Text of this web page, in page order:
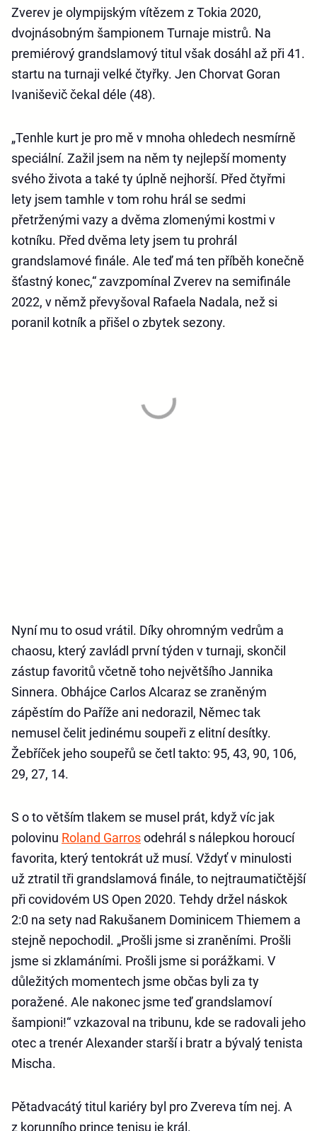
Zverev je olympijským vítězem z Tokia 2020,
dvojnásobným šampionem Turnaje mistrů. Na
premiérový grandslamový titul však dosáhl až při 41.
startu na turnaji velké čtyřky. Jen Chorvat Goran
Ivaniševič čekal déle (48).
„Tenhle kurt je pro mě v mnoha ohledech nesmírně
speciální. Zažil jsem na něm ty nejlepší momenty
svého života a také ty úplně nejhorší. Před čtyřmi
lety jsem tamhle v tom rohu hrál se sedmi
přetrženými vazy a dvěma zlomenými kostmi v
kotníku. Před dvěma lety jsem tu prohrál
grandslamové finále. Ale teď má ten příběh konečně
šťastný konec,“ zavzpomínal Zverev na semifinále
2022, v němž převyšoval Rafaela Nadala, než si
poranil kotník a přišel o zbytek sezony.
Nyní mu to osud vrátil. Díky ohromným vedrům a
chaosu, který zavládl první týden v turnaji, skončil
zástup favoritů včetně toho největšího Jannika
Sinnera. Obhájce Carlos Alcaraz se zraněným
zápěstím do Paříže ani nedorazil, Němec tak
nemusel čelit jedinému soupeři z elitní desítky.
Žebříček jeho soupeřů se četl takto: 95, 43, 90, 106,
29, 27, 14.
S o to větším tlakem se musel prát, když víc jak
polovinu Roland Garrosodehrál s nálepkou horoucí
favorita, který tentokrát už musí. Vždyť v minulosti
už ztratil tři grandslamová finále, to nejtraumatičtější
při covidovém US Open 2020. Tehdy držel náskok
2:0 na sety nad Rakušanem Dominicem Thiemem a
stejně nepochodil. „Prošli jsme si zraněními. Prošli
jsme si zklamáními. Prošli jsme si porážkami. V
důležitých momentech jsme občas byli za ty
poražené. Ale nakonec jsme teď grandslamoví
šampioni!“ vzkazoval na tribunu, kde se radovali jeho
otec a trenér Alexander starší i bratr a bývalý tenista
Mischa.
Pětadvacátý titul kariéry byl pro Zvereva tím nej. A
z korunního prince tenisu je král.